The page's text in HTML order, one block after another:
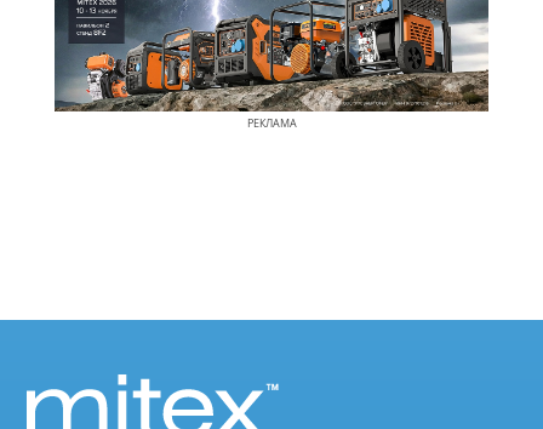
РЕКЛАМА